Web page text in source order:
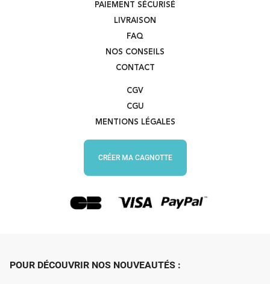
PAIEMENT SÉCURISÉ
LIVRAISON
FAQ
NOS CONSEILS
CONTACT
CGV
CGU
MENTIONS LÉGALES
CRÉER MA CAGNOTTE
POUR DÉCOUVRIR NOS NOUVEAUTÉS :